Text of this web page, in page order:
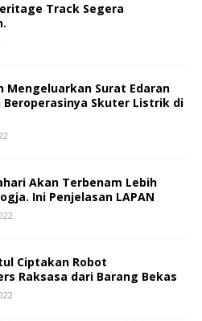
Track Segera
Mengeluarkan Surat Edaran
Beroperasinya Skuter Listrik di
Akan Terbenam Lebih
Ini Penjelasan LAPAN
Ciptakan Robot
Raksasa dari Barang Bekas